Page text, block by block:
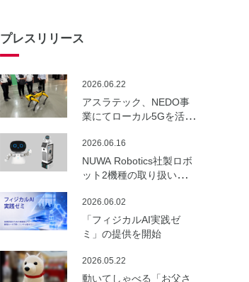
プレスリリース
アスラテック、NEDO事
業にてローカル5Gを活用
遠隔制御・通信最適化の
実証実験を実施
2026.06.22
NUWA Robotics社製ロボ
ット2機種の取り扱いを開
2026.06.16
「フィジカルAI実践ゼ
ミ」の提供を開始
2026.06.02
動いてしゃべる「お父さ
2026.05.22